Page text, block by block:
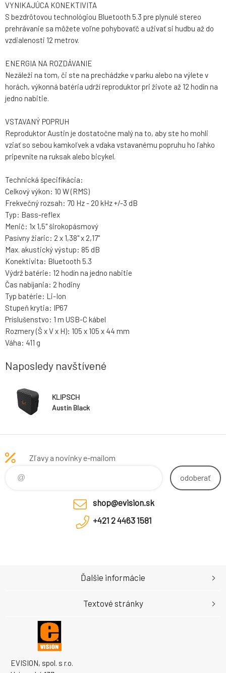
VYNIKAJÚCA KONEKTIVITA
S bezdrôtovou technológiou Bluetooth 5.3 pre plynulé stereo
prehrávanie sa môžete voľne pohybovaťč a uživať si hudbu až do
vzdialenosti 12 metrov.
ENERGIA NA ROZDÁVANIE
Nezáleži na tom, či ste na prechádzke v parku alebo na výlete v
horách, výkonná batéria udrží reproduktor pri živote až 12 hodín na
jedno nabitie.
VSTAVANÝ POPRUH
Reproduktor Austin je dostatočne malý na to, aby ste ho mohli
vziať so sebou kamkoľvek a vďaka vstavanému popruhu ho ľahko
pripevníte na ruksak alebo bicykel.
Technická špecifikácia:
Celkový výkon: 10 W (RMS)
Frekvečný rozsah: 70 Hz - 20 kHz +/-3 dB
Typ: Bass-reflex
Menič: 1x 1,5" širokopásmový
Pasívny žiaric: 2 x 1,38" x 2,17"
Max. akustický výstup: 85 dB
Konektivita: Bluetooth 5.3
Výdrž batérie: 12 hodín na jedno nabitie
Čas nabíjania: 2 hodiny
Typ batérie: Li-Ion
Stupeň krytia: IP67
Príslušenstvo: 1 m USB-C kábel
Rozmery (Š x V x H): 105 x 105 x 44 mm
Váha: 411 g
Naposledy navštívené
KLIPSCH
Austin Black
Zľavy a novinky e-mailom
odoberať
shop@evision.sk
+421 2 4463 1581
EVISION, spol. s r.o.
Ďalšie informácie
Textové stránky